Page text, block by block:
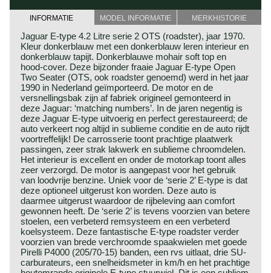
INFORMATIE MODEL INFORMATIE MERKHISTORIE
Jaguar E-type 4.2 Litre serie 2 OTS (roadster), jaar 1970.
Kleur donkerblauw met een donkerblauw leren interieur en
donkerblauw tapijt. Donkerblauwe mohair soft top en
hood-cover. Deze bijzonder fraaie Jaguar E-type Open
Two Seater (OTS, ook roadster genoemd) werd in het jaar
1990 in Nederland geïmporteerd. De motor en de
versnellingsbak zijn af fabriek origineel gemonteerd in
deze Jaguar: ‘matching numbers’. In de jaren negentig is
deze Jaguar E-type uitvoerig en perfect gerestaureerd; de
auto verkeert nog altijd in sublieme conditie en de auto rijdt
voortreffelijk! De carrosserie toont prachtige plaatwerk
passingen, zeer strak lakwerk en sublieme chroomdelen.
Het interieur is excellent en onder de motorkap toont alles
zeer verzorgd. De motor is aangepast voor het gebruik
van loodvrije benzine. Uniek voor de ‘serie 2’ E-type is dat
deze optioneel uitgerust kon worden. Deze auto is
daarmee uitgerust waardoor de rijbeleving aan comfort
gewonnen heeft. De ‘serie 2’ is tevens voorzien van betere
stoelen, een verbeterd remsysteem en een verbeterd
koelsysteem. Deze fantastische E-type roadster verder
voorzien van brede verchroomde spaakwielen met goede
Pirelli P4000 (205/70-15) banden, een rvs uitlaat, drie SU-
carburateurs, een snelheidsmeter in km/h en het prachtige